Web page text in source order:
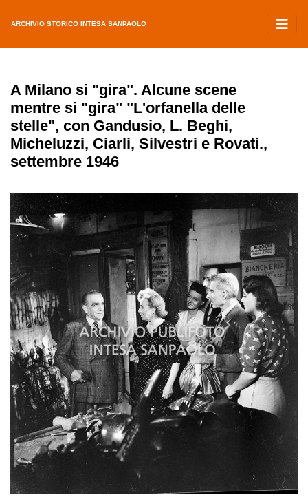
ARCHIVIO STORICO INTESA SANPAOLO
A Milano si "gira". Alcune scene
mentre si "gira" "L'orfanella delle
stelle", con Gandusio, L. Beghi,
Micheluzzi, Ciarli, Silvestri e Rovati.,
settembre 1946